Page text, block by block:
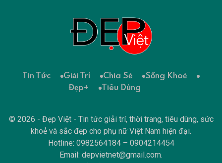
Tin Tức Giải Trí Chia Sẻ
Sống Khoẻ
Đẹp+
Tiêu Dùng
© 2026 - Đẹp Việt - Tin tức giải trí, thời trang, tiêu dùng, sức
khoẻ và sắc đẹp cho phụ nữ Việt Nam hiện đại.
Hotline: 0982564184 – 0904214454
Email: depvietnet@gmail.com.